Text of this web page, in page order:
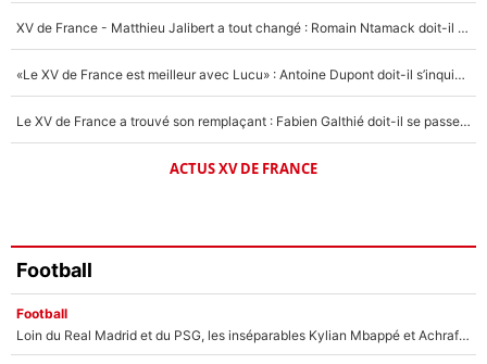
XV de France - Matthieu Jalibert a tout changé : Romain Ntamack doit-il s’inquiéter pour sa place à un an de la Coupe du monde ?
«Le XV de France est meilleur avec Lucu» : Antoine Dupont doit-il s’inquiéter pour sa place ?
Le XV de France a trouvé son remplaçant : Fabien Galthié doit-il se passer d'Antoine Dupont ?
ACTUS XV DE FRANCE
Football
Football
Loin du Real Madrid et du PSG, les inséparables Kylian Mbappé et Achraf Hakimi changent d'équipe le temps d'une journée !